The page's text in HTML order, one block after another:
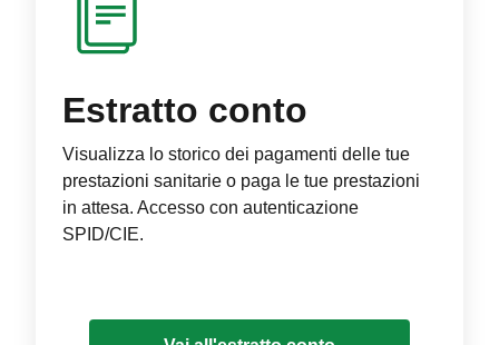
Estratto conto
Visualizza lo storico dei pagamenti delle tue
prestazioni sanitarie o paga le tue prestazioni
in attesa. Accesso con autenticazione
SPID/CIE.